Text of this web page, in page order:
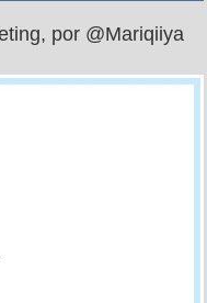
por @Mariqiiya